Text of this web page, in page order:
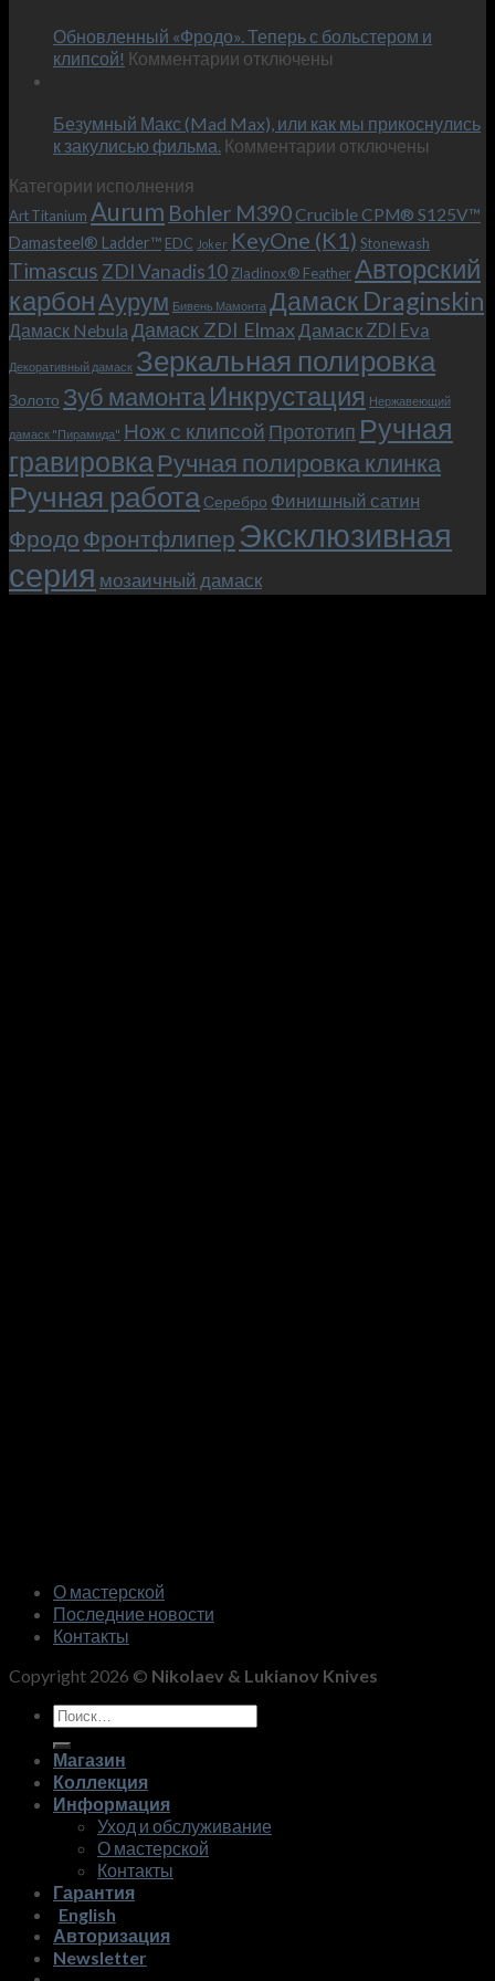
–
и
KeyOne
Обновленный «Фродо». Теперь с больстером и
клипсой! Комментарии к
«Фродо».
Теперь
и
клипсой!
отключены
Безумный Макс (Mad Max), или как мы прикоснулись
к закулисью фильма. Комментарии к
Макс
(Mad
Max),
или
как
мы
прикоснулись
к
фильма.
отключены
Категории исполнения
Art Titanium Aurum Bohler M390Crucible CPM® S125V™
Damasteel® Ladder™ EDC Joker KeyOne (K1) Stonewash
Timascus ZDI Vanadis10 Zladinox® FeatherАвторский
карбонАурум Бивень Мамонта Дамаск Draginskin
Дамаск Nebula Дамаск ZDI ElmaxДамаск ZDI Eva
Декоративный дамаск Зеркальная полировка
Золото Зуб мамонтаИнкрустация Нержавеющий
дамаск "Пирамида" Нож с клипсой Прототип Ручная
гравировкаРучная полировка клинка
Ручная работа Серебро Финишный сатин
Фродо Фронтфлипер Эксклюзивная
серия мозаичный дамаск
О мастерской
Последние новости
Контакты
Copyright 2026 © Nikolaev & Lukianov Knives
Искать:
Магазин
Коллекция
Информация
Уход и обслуживание
О мастерской
Контакты
Гарантия
English
Авторизация
Newsletter